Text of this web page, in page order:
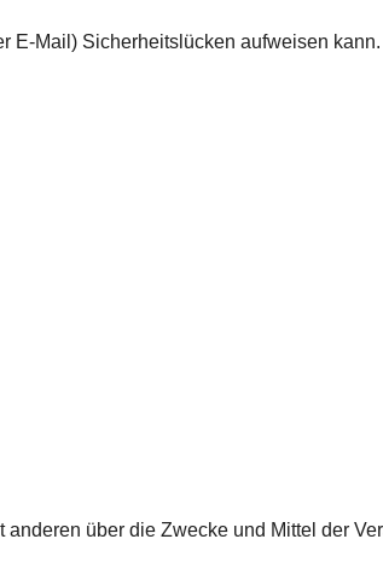
Mail) Sicherheitslücken aufweisen
über die Zwecke und Mittel der